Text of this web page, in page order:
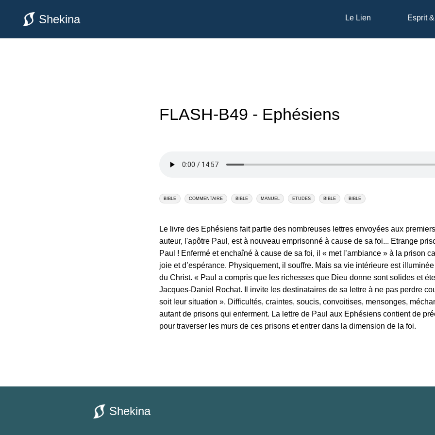
Shekina Le Lien Esprit
FLASH-B49 - Ephésiens
BIBLE COMMENTAIRE BIBLE MANUEL ETUDES BIBLE BIBLE
Le livre des Ephésiens fait partie des nombreuses lettres envoyées aux
auteur, l'apôtre Paul, est à nouveau emprisonné à cause de sa foi... Etrange
Paul ! Enfermé et enchaîné à cause de sa foi, il « met l’ambiance » à la prison
joie et d’espérance. Physiquement, il souffre. Mais sa vie intérieure est
du Christ. « Paul a compris que les richesses que Dieu donne sont solides et
Jacques-Daniel Rochat. Il invite les destinataires de sa lettre à ne pas perdre
soit leur situation ». Difficultés, craintes, soucis, convoitises, mensonges,
autant de prisons qui enferment. La lettre de Paul aux Ephésiens contient de
pour traverser les murs de ces prisons et entrer dans la dimension de la foi.
Shekina